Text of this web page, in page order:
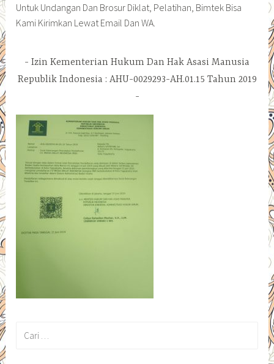
Untuk Undangan Dan Brosur Diklat, Pelatihan, Bimtek Bisa
Kami Kirimkan Lewat Email Dan WA.
Izin Kementerian Hukum Dan Hak Asasi Manusia
Republik Indonesia : AHU-0029293-AH.01.15 Tahun 2019